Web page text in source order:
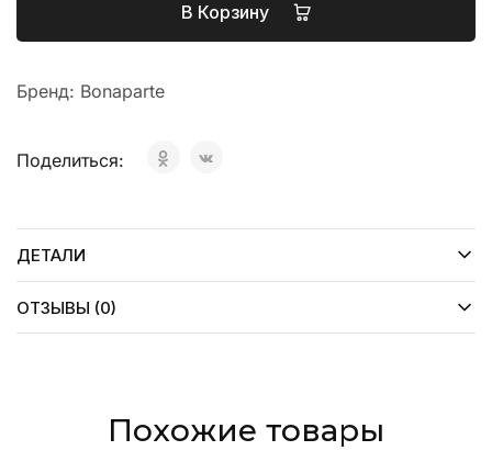
В Корзину
Бренд: Bonaparte
Поделиться:
ДЕТАЛИ
ОТЗЫВЫ (0)
Похожие товары